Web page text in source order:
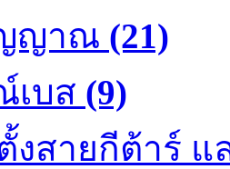
ญาณ (21)
เบส (9)
งสายกีต้าร์ แ